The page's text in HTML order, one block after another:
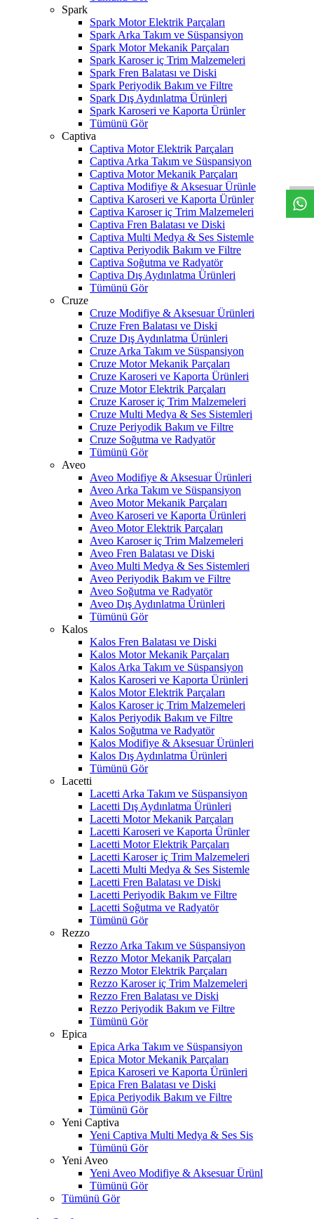
Spark
Spark Motor Elektrik Parçaları
Spark Arka Takım ve Süspansiyon
Spark Motor Mekanik Parçaları
Spark Karoser iç Trim Malzemeleri
Spark Fren Balatası ve Diski
Spark Periyodik Bakım ve Filtre
Spark Dış Aydınlatma Ürünleri
Spark Karoseri ve Kaporta Ürünler
Tümünü Gör
Captiva
Captiva Motor Elektrik Parçaları
Captiva Arka Takım ve Süspansiyon
Captiva Motor Mekanik Parçaları
Captiva Modifiye & Aksesuar Ürünle
Captiva Karoseri ve Kaporta Ürünler
Captiva Karoser iç Trim Malzemeleri
Captiva Fren Balatası ve Diski
Captiva Multi Medya & Ses Sistemle
Captiva Periyodik Bakım ve Filtre
Captiva Soğutma ve Radyatör
Captiva Dış Aydınlatma Ürünleri
Tümünü Gör
Cruze
Cruze Modifiye & Aksesuar Ürünleri
Cruze Fren Balatası ve Diski
Cruze Dış Aydınlatma Ürünleri
Cruze Arka Takım ve Süspansiyon
Cruze Motor Mekanik Parçaları
Cruze Karoseri ve Kaporta Ürünleri
Cruze Motor Elektrik Parçaları
Cruze Karoser iç Trim Malzemeleri
Cruze Multi Medya & Ses Sistemleri
Cruze Periyodik Bakım ve Filtre
Cruze Soğutma ve Radyatör
Tümünü Gör
Aveo
Aveo Modifiye & Aksesuar Ürünleri
Aveo Arka Takım ve Süspansiyon
Aveo Motor Mekanik Parçaları
Aveo Karoseri ve Kaporta Ürünleri
Aveo Motor Elektrik Parçaları
Aveo Karoser iç Trim Malzemeleri
Aveo Fren Balatası ve Diski
Aveo Multi Medya & Ses Sistemleri
Aveo Periyodik Bakım ve Filtre
Aveo Soğutma ve Radyatör
Aveo Dış Aydınlatma Ürünleri
Tümünü Gör
Kalos
Kalos Fren Balatası ve Diski
Kalos Motor Mekanik Parçaları
Kalos Arka Takım ve Süspansiyon
Kalos Karoseri ve Kaporta Ürünleri
Kalos Motor Elektrik Parçaları
Kalos Karoser iç Trim Malzemeleri
Kalos Periyodik Bakım ve Filtre
Kalos Soğutma ve Radyatör
Kalos Modifiye & Aksesuar Ürünleri
Kalos Dış Aydınlatma Ürünleri
Tümünü Gör
Lacetti
Lacetti Arka Takım ve Süspansiyon
Lacetti Dış Aydınlatma Ürünleri
Lacetti Motor Mekanik Parçaları
Lacetti Karoseri ve Kaporta Ürünler
Lacetti Motor Elektrik Parçaları
Lacetti Karoser iç Trim Malzemeleri
Lacetti Multi Medya & Ses Sistemle
Lacetti Fren Balatası ve Diski
Lacetti Periyodik Bakım ve Filtre
Lacetti Soğutma ve Radyatör
Tümünü Gör
Rezzo
Rezzo Arka Takım ve Süspansiyon
Rezzo Motor Mekanik Parçaları
Rezzo Motor Elektrik Parçaları
Rezzo Karoser iç Trim Malzemeleri
Rezzo Fren Balatası ve Diski
Rezzo Periyodik Bakım ve Filtre
Tümünü Gör
Epica
Epica Arka Takım ve Süspansiyon
Epica Motor Mekanik Parçaları
Epica Karoseri ve Kaporta Ürünleri
Epica Fren Balatası ve Diski
Epica Periyodik Bakım ve Filtre
Tümünü Gör
Yeni Captiva
Yeni Captiva Multi Medya & Ses Sis
Tümünü Gör
Yeni Aveo
Yeni Aveo Modifiye & Aksesuar Ürünl
Tümünü Gör
Tümünü Gör